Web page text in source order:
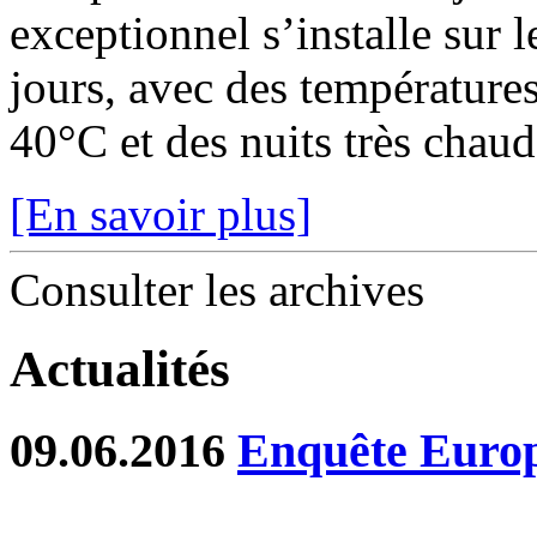
exceptionnel s’installe sur
jours, avec des
40°C et des nuits très
[En savoir plus]
Consulter les archives
Actualités
09.06.2016 Enquête